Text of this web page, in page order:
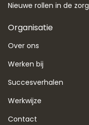
Nieuwe rollen in de zorg
Organisatie
Over ons
Werken bij
Succesverhalen
Werkwijze
Contact